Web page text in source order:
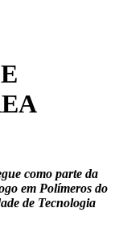
como parte da
em Polímeros do
de Tecnologia